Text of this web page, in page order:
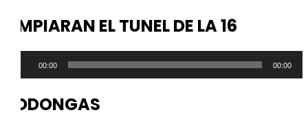
LIMPIARAN EL TUNEL DE LA 16
00:00 00:00
FODONGAS